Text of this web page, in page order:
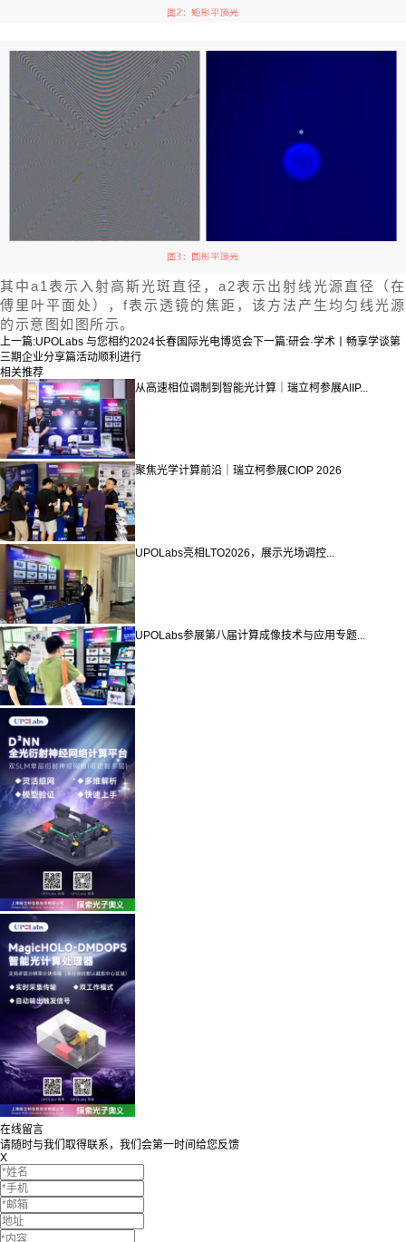
其中a1表示入射高斯光斑直径，a2表示出射线光源直径（在
傅里叶平面处），f表示透镜的焦距，该方法产生均匀线光源
的示意图如图所示。
上一篇:UPOLabs 与您相约2024长春国际光电博览会 下一篇:研会·学术丨畅享学谈第
三期企业分享篇活动顺利进行
相关推荐
从高速相位调制到智能光计算｜瑞立柯参展AIIP...
聚焦光学计算前沿｜瑞立柯参展CIOP 2026
UPOLabs亮相LTO2026，展示光场调控...
UPOLabs参展第八届计算成像技术与应用专题...
在线留言
请随时与我们取得联系，我们会第一时间给您反馈
X